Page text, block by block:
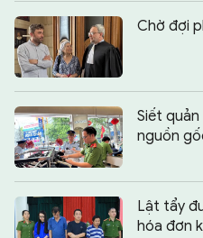
Chờ đợi
Siết
nguồn
Lật tẩy
hóa đơn